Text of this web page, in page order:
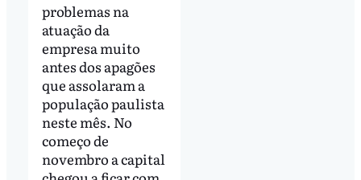
problemas na
atuação da
empresa muito
antes dos apagões
que assolaram a
população paulista
neste mês. No
começo de
novembro a capital